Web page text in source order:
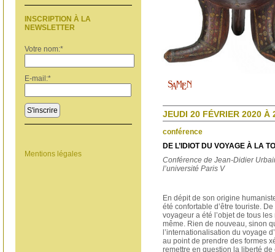
INSCRIPTION À LA
NEWSLETTER
Votre nom:*
E-mail:*
S'inscrire
Mentions légales
JEUDI 20 FÉVRIER 2020 À
conférence
DE L’IDIOT DU VOYAGE À LA
Conférence de Jean-Didier
l’université Paris V
En dépit de son origine
été confortable d’être touriste.
voyageur a été l’objet de tous
même. Rien de nouveau, sinon
l’internationalisation du voyage
au point de prendre des formes
remettre en question la liberté de